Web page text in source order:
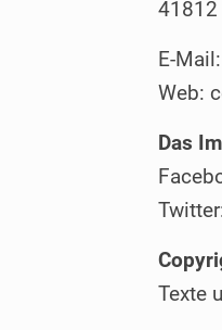
41812
E-
Web:
Das
Texte